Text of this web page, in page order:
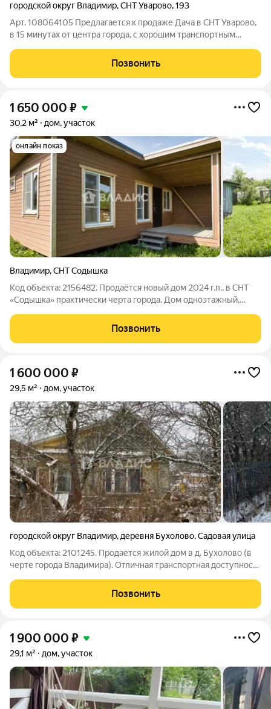
городской округ Владимир,СНТ Уварово,193
Арт. 108064105 Предлагается к продаже Дача в СНТ Уварово,
в 15 минутах от центра города, с хорошим транспортным
сотки. Первый этаж кирпичный, второй (мансарда) каркасный.
Участок с трех сторон
Позвонить
1 650 000 ₽
30,2 м² дом, участок
онлайн показ
Владимир,СНТ Содышка
Код объекта: 2156482. Продаётся новый дом 2024 г.п., в СНТ
«Содышка» практически черта города. Дом одноэтажный,
дома выход на открытую просторную веранду. Высота
Позвонить
1 600 000 ₽
29,5 м² дом, участок
городской округ Владимир, деревня Бухолово,Садовая улица
Код объекта: 2101245. Продается жилой дом в д. Бухолово (в
черте города Владимира). Отличная транспортная доступность
20-40 мин. Дом состоит из деревянного сруба с печным
отоплением и
Позвонить
1 900 000 ₽
29,1 м² дом, участок